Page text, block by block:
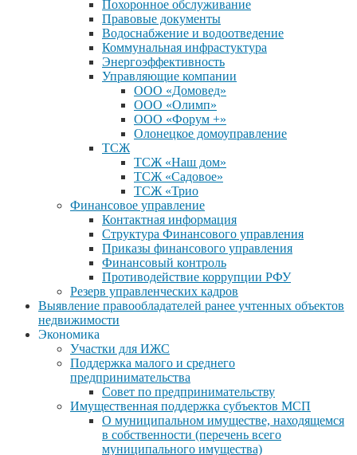
Похоронное обслуживание
Правовые документы
Водоснабжение и водоотведение
Коммунальная инфрастуктура
Энергоэффективность
Управляющие компании
ООО «Домовед»
ООО «Олимп»
ООО «Форум +»
Олонецкое домоуправление
ТСЖ
ТСЖ «Наш дом»
ТСЖ «Садовое»
ТСЖ «Трио
Финансовое управление
Контактная информация
Структура Финансового управления
Приказы финансового управления
Финансовый контроль
Противодействие коррупции РФУ
Резерв управленческих кадров
Выявление правообладателей ранее учтенных объектов
недвижимости
Экономика
Участки для ИЖС
Поддержка малого и среднего
предпринимательства
Совет по предпринимательству
Имущественная поддержка субъектов МСП
О муниципальном имуществе, находящемся
в собственности (перечень всего
муниципального имущества)